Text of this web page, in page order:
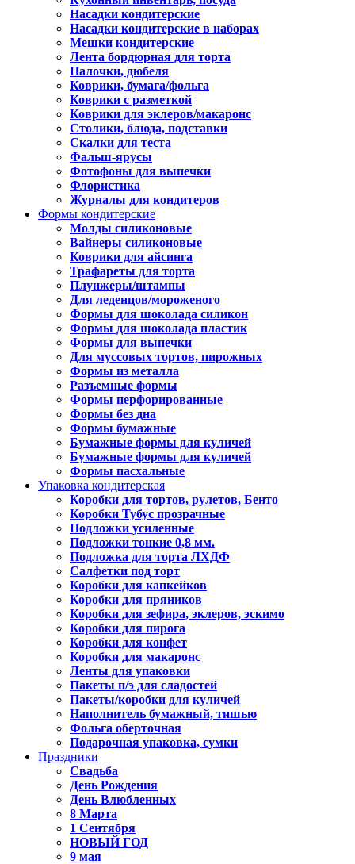
Насадки кондитерские
Насадки кондитерские в наборах
Мешки кондитерские
Лента бордюрная для торта
Палочки, дюбеля
Коврики, бумага/фольга
Коврики с разметкой
Коврики для эклеров/макаронс
Столики, блюда, подставки
Скалки для теста
Фальш-ярусы
Фотофоны для выпечки
Флористика
Журналы для кондитеров
Формы кондитерские
Молды силиконовые
Вайнеры силиконовые
Коврики для айсинга
Трафареты для торта
Плунжеры/штампы
Для леденцов/мороженого
Формы для шоколада силикон
Формы для шоколада пластик
Формы для выпечки
Для муссовых тортов, пирожных
Формы из металла
Разъемные формы
Формы перфорированные
Формы без дна
Формы бумажные
Бумажные формы для куличей
Бумажные формы для куличей
Формы пасхальные
Упаковка кондитерская
Коробки для тортов, рулетов, Бенто
Коробки Тубус прозрачные
Подложки усиленные
Подложки тонкие 0,8 мм.
Подложка для торта ЛХДФ
Салфетки под торт
Коробки для капкейков
Коробки для пряников
Коробки для зефира, эклеров, эскимо
Коробки для пирога
Коробки для конфет
Коробки для макаронс
Ленты для упаковки
Пакеты п/э для сладостей
Пакеты/коробки для куличей
Наполнитель бумажный, тишью
Фольга оберточная
Подарочная упаковка, сумки
Праздники
Свадьба
День Рождения
День Влюбленных
8 Марта
1 Сентября
НОВЫЙ ГОД
9 мая